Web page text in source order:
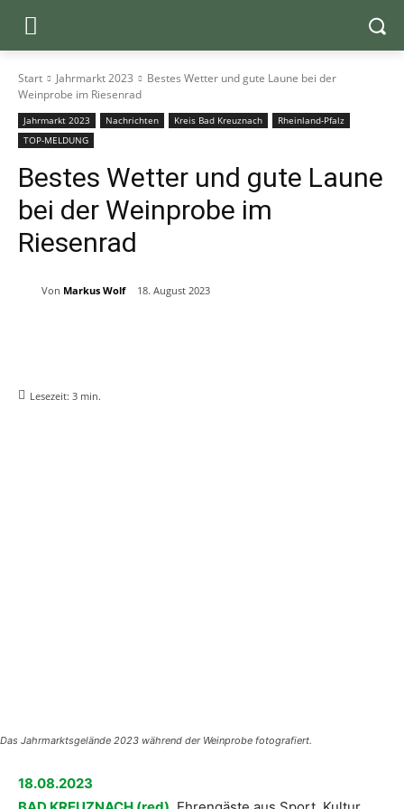
Start Jahrmarkt 2023
Bestes Wetter und gute Laune bei der
Weinprobe im Riesenrad
Jahrmarkt 2023 Nachrichten Kreis Bad Kreuznach
Rheinland-Pfalz
TOP-MELDUNG
Bestes Wetter und gute Laune
bei der Weinprobe im
Riesenrad
Von Markus Wolf 18. August 2023
Lesezeit: 3 min.
Das Jahrmarktsgelände 2023 während der Weinprobe fotografiert.
18.08.2023